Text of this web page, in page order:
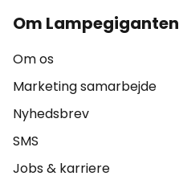
Om Lampegiganten
Om os
Marketing samarbejde
Nyhedsbrev
SMS
Jobs & karriere